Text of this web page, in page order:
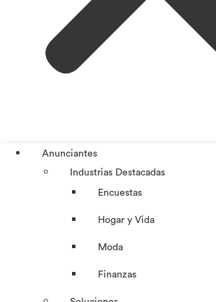
Anunciantes
Industrias Destacadas
Encuestas
Hogar y Vida
Moda
Finanzas